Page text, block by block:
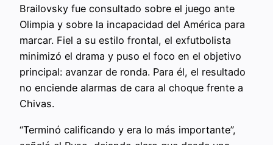
Brailovsky fue consultado sobre el juego ante
Olimpia y sobre la incapacidad del América para
marcar. Fiel a su estilo frontal, el exfutbolista
minimizó el drama y puso el foco en el objetivo
principal: avanzar de ronda. Para él, el resultado
no enciende alarmas de cara al choque frente a
Chivas.
“Terminó calificando y era lo más importante”,